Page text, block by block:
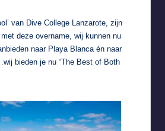
van Dive College Lanzarote, zijn
deze overname, wij kunnen nu
naar Playa Blanca én naar
bieden je nu “The Best of Both